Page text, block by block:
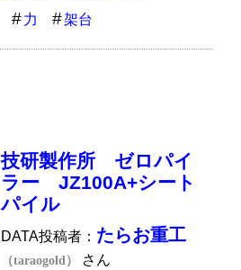
力 架台
技研製作所 ゼロパイ
ラー JZ100A+シート
パイル
DATA投稿者： たらお重工
（taraogold）
さん